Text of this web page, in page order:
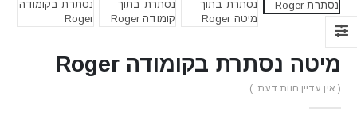
מיטה נסתרת בקומודה Roger
( אין עדיין חוות דעת. )